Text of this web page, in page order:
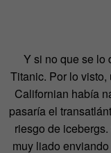
Y si no que se lo
Titanic. Por lo
Californian había
pasaría el
riesgo de
muy liado